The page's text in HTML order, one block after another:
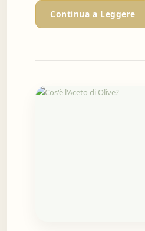
Continua a Leggere